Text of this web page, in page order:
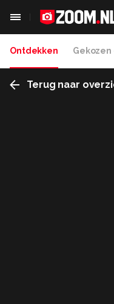
Ontdekken Gekozen
Terug naar